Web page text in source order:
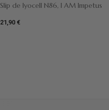
Slip de lyocell N86, I AM Impetus
21,90 €